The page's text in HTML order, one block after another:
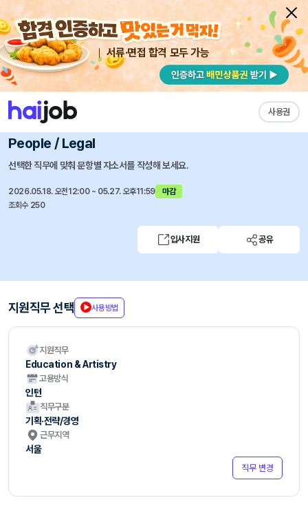
서류·면접 합격 모두 가능
사용권
채용공고 자소서 자유항목 자소서 내 작성목록
한국시세이도 즐겨찾기
SEED Internship 3.0 - Training / Marketing /
People / Legal
선택한 직무에 맞춰 문항별 자소서를 작성해 보세요.
2026.05.18. 오전12:00 ~ 05.27. 오후11:59
마감
조회수 250
입사지원 공유
지원직무 선택 사용방법
지원직무
Education & Artistry
고용방식
인턴
직무구분
기획·전략/경영
근무지역
서울
직무 변경